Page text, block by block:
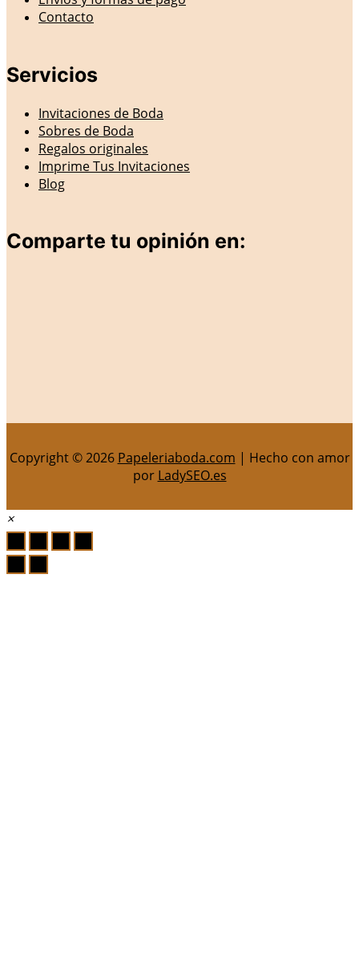
Contacto
Servicios
Invitaciones de Boda
Sobres de Boda
Regalos originales
Imprime Tus Invitaciones
Blog
Comparte tu opinión en:
Copyright © 2026 Papeleriaboda.com | Hecho con amor
por LadySEO.es
×